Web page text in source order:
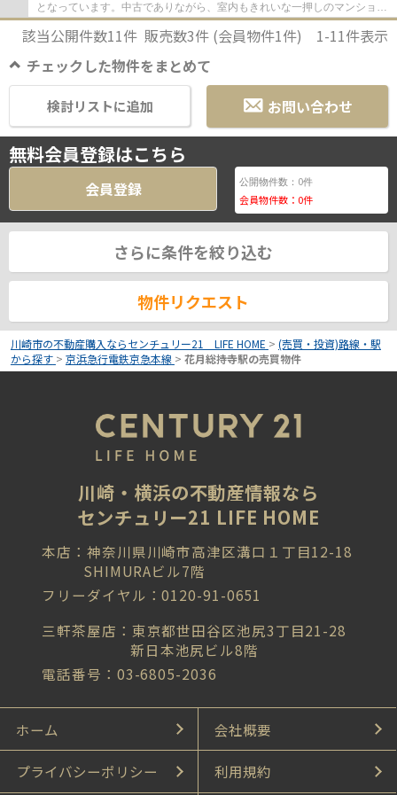
となっています。中古でありながら、室内もきれいな一押しのマンション
となっています。交通アクセスが良好な京急...
該当公開件数11件 販売数3件 (会員物件1件) 1-11件表示
チェックした物件をまとめて
お問い合わせ
検討リストに追加
無料会員登録はこちら
会員登録 公開物件数： 0件
会員物件数： 0件
さらに条件を絞り込む
物件リクエスト
川崎市の不動産購入ならセンチュリー21 LIFE HOME > (売買・投資)路線・駅
から探す > 京浜急行電鉄京急本線 > 花月総持寺駅の売買物件
川崎・横浜の不動産情報なら
センチュリー21 LIFE HOME
本店：神奈川県川崎市高津区溝口１丁目12-18
SHIMURAビル7階
フリーダイヤル：0120-91-0651
三軒茶屋店：東京都世田谷区池尻3丁目21-28
新日本池尻ビル8階
電話番号：03-6805-2036
ホーム 会社概要
プライバシーポリシー 利用規約